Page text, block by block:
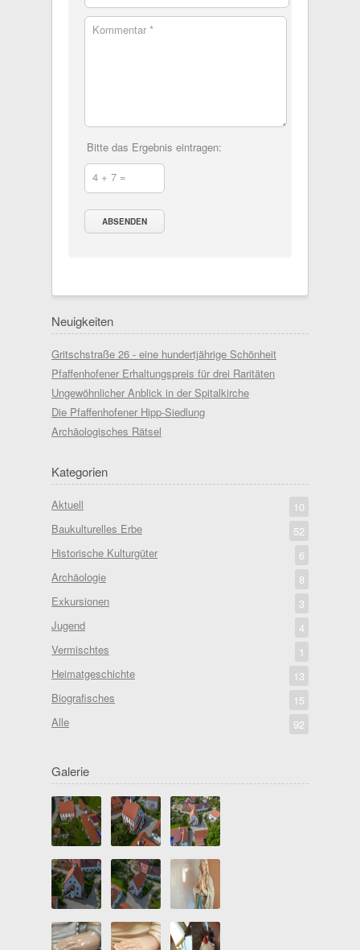
Kommentar *
Bitte das Ergebnis eintragen:
4 + 7 =
Neuigkeiten
Gritschstraße 26 - eine hundertjährige Schönheit
Pfaffenhofener Erhaltungspreis für drei Raritäten
Ungewöhnlicher Anblick in der Spitalkirche
Die Pfaffenhofener Hipp-Siedlung
Archäologisches Rätsel
Kategorien
Aktuell
10
Baukulturelles Erbe
52
Historische Kulturgüter
6
Archäologie
8
Exkursionen
3
Jugend
4
Vermischtes
1
Heimatgeschichte
13
Biografisches
15
Alle
92
Galerie